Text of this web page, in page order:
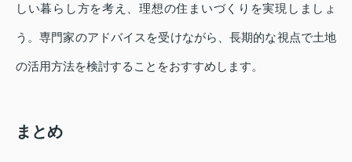
しい暮らし方を考え、理想の住まいづくりを実現しましょ
う。専門家のアドバイスを受けながら、長期的な視点で土地
の活用方法を検討することをおすすめします。
まとめ